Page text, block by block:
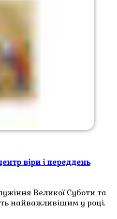
віри і переддень
Великої Суботи та
найважливішим у році.